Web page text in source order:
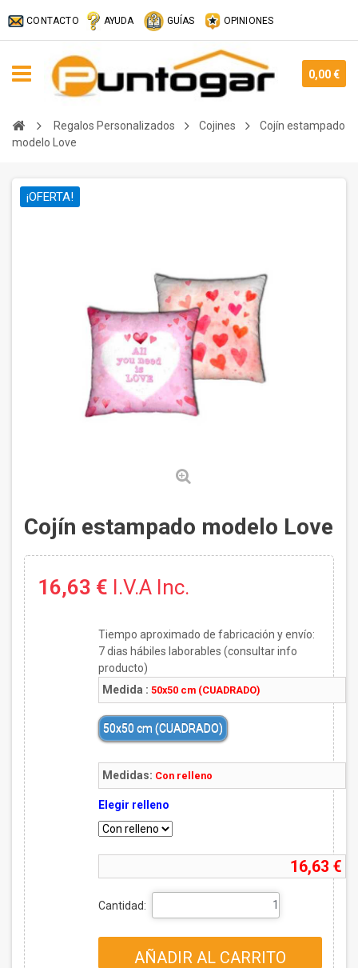
CONTACTO AYUDA GUÍAS OPINIONES
0,00 €
Regalos Personalizados Cojines
Cojín estampado
modelo Love
¡OFERTA!
Cojín estampado modelo Love
16,63 € I.V.A Inc.
Tiempo aproximado de fabricación y envío:
7dias hábiles laborables (consultar info
producto)
Medida : 50x50 cm (CUADRADO)
50x50 cm (CUADRADO)
Medidas: Con relleno
Elegir relleno
16,63 €
Cantidad:
AÑADIR AL CARRITO